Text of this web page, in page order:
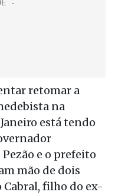
retomar a
na
está tendo
e o prefeito
mão de dois
filho do ex-